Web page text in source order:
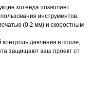
хотенда позволяет
инструментов.
(0.2 мм) и скоростным
контроль давления в сопле,
защищают ваш проект от